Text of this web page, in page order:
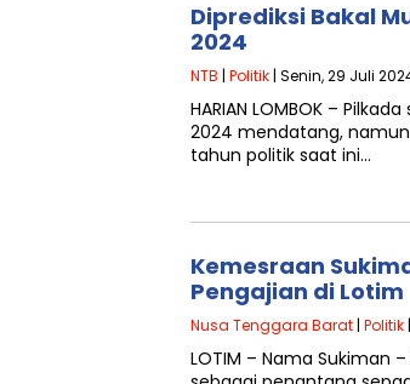
Diprediksi Bakal
2024
NTB | Politik | Senin, 29 Juli
HARIAN LOMBOK –
2024 mendatang,
tahun politik saat ini…
Kemesraan
Pengajian di Lotim
Nusa Tenggara Barat | Politik
LOTIM – Nama Sukiman